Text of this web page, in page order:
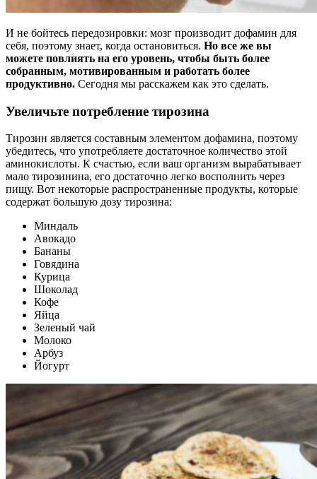
И не бойтесь передозировки: мозг производит дофамин для
себя, поэтому знает, когда остановиться. Но все же вы
можете повлиять на его уровень, чтобы быть более
собранным, мотивированным и работать более
продуктивно. Сегодня мы расскажем как это сделать.
Увеличьте потребление тирозина
Тирозин является составным элементом дофамина, поэтому
убедитесь, что употребляете достаточное количество этой
аминокислоты. К счастью, если ваш организм вырабатывает
мало тирозинина, его достаточно легко восполнить через
пищу. Вот некоторые распространенные продукты, которые
содержат большую дозу тирозина:
Миндаль
Авокадо
Бананы
Говядина
Курица
Шоколад
Кофе
Яйца
Зеленый чай
Молоко
Арбуз
Йогурт